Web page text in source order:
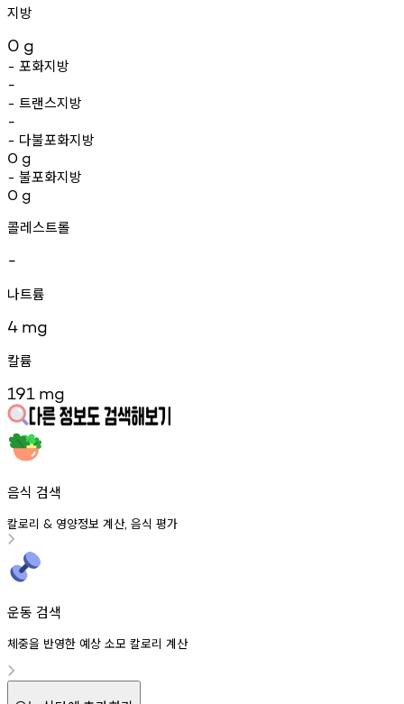
지방
0 g
- 포화지방
-
- 트랜스지방
-
- 다불포화지방
0 g
- 불포화지방
0 g
콜레스트롤
-
나트륨
4 mg
칼륨
191 mg
음식 검색
칼로리 & 영양정보 계산, 음식 평가
운동 검색
체중을 반영한 예상 소모 칼로리 계산